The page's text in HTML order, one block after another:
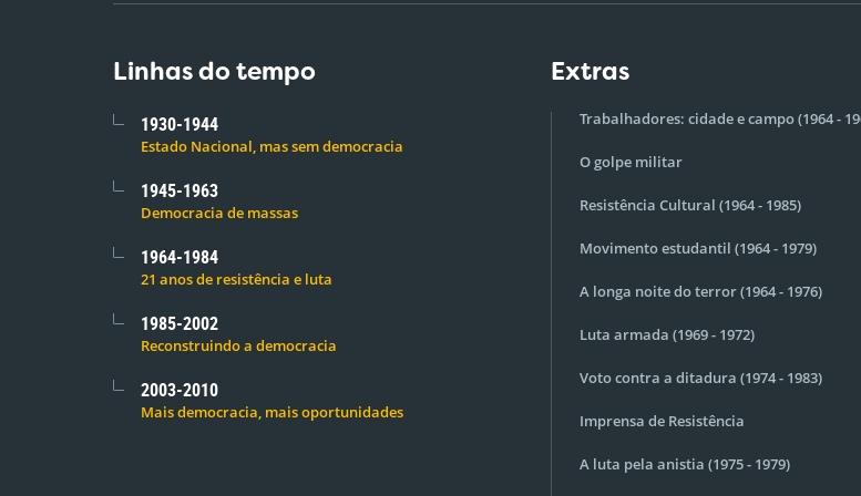
Linhas do tempo
1930-1944
Estado Nacional, mas sem democracia
1945-1963
Democracia de massas
1964-1984
21 anos de resistência e luta
1985-2002
Reconstruindo a democracia
2003-2010
Mais democracia, mais oportunidades
Extras
Trabalhadores: cidade e campo (1964 -
O golpe militar
Resistência Cultural (1964 - 1985)
Movimento estudantil (1964 - 1979)
A longa noite do terror (1964 - 1976)
Luta armada (1969 - 1972)
Voto contra a ditadura (1974 - 1983)
Imprensa de Resistência
A luta pela anistia (1975 - 1979)